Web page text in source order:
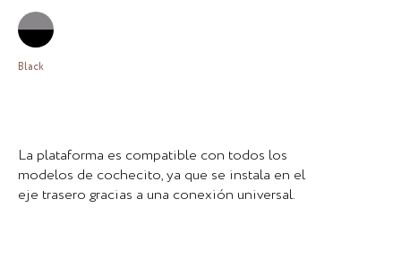
Black
La plataforma es compatible con todos los
modelos de cochecito, ya que se instala en el
eje trasero gracias a una conexión universal.